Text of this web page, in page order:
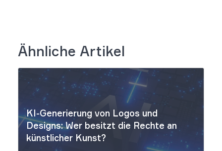
Ähnliche Artikel
KI-Generierung von Logos und
Designs: Wer besitzt die Rechte an
künstlicher Kunst?